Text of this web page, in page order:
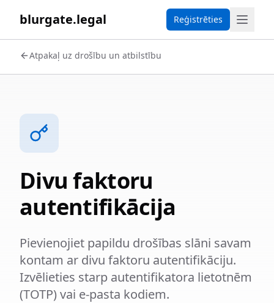
blurgate.legal Reģistrēties
Atpakaļ uz drošību un atbilstību
Divu faktoru
autentifikācija
Pievienojiet papildu drošības slāni savam
kontam ar divu faktoru autentifikāciju.
Izvēlieties starp autentifikatora lietotnēm
(TOTP) vai e-pasta kodiem.